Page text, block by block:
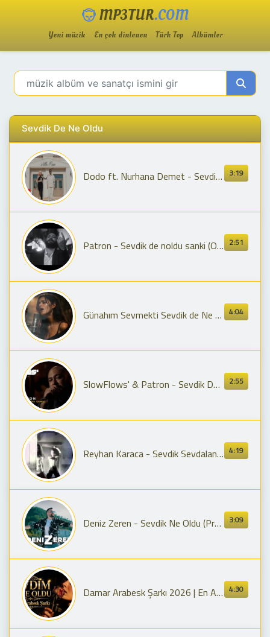
MP3TUR.COM
Yeni müzik En çok dinlenen Türk Top Albümler
Sevdik De Ne Oldu
3:19
Dodo ft. Nurhana Demet - Sevdik Ne Oldu
2:51
Patron - Sevdik de noldu sanki (Official Video)
4:04
Günahım Sevmekti Sevdik de Ne Oldu 2
2:55
SlowFlows' & Patron - Sevdik De Noldu Sanki (Akustik)
4:19
Reyhan Karaca - Sevdik Sevdalandık
3:09
Deniz Zeren - Sevdik Ne Oldu (Prod. Yusuf Tomakin)
4:30
Damar Arabesk Şarkı 2026 | En Acıklı Aşk Şarkısı | Yüreği Yakan Şarkı